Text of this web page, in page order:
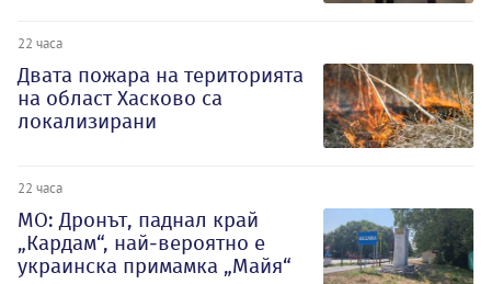
22 часа
Двата пожара на територията
на област Хасково са
локализирани
22 часа
МО: Дронът, паднал край
„Кардам“, най-вероятно е
украинска примамка „Майя“